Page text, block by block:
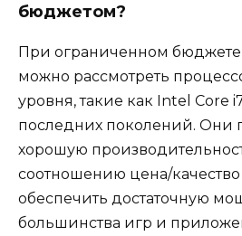
бюджетом?
При ограниченном бюджете
можно рассмотреть
уровня, такие как Intel Core
последних поколений. Они
хорошую
соотношению цена/
обеспечить достаточную
большинства игр и